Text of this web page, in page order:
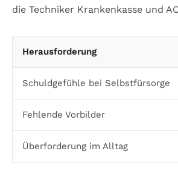
die Techniker Krankenkasse und
Herausforderung
Schuldgefühle bei Selbstfürsorge
Fehlende Vorbilder
Überforderung im Alltag